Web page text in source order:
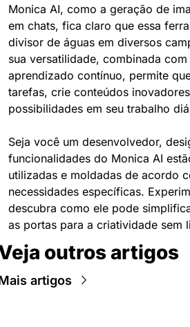
Monica AI, como a geração de
em chats, fica claro que essa
divisor de águas em diversos
sua versatilidade, combinada
aprendizado contínuo, permite
tarefas, crie conteúdos
possibilidades em seu trabalho
Seja você um desenvolvedor,
funcionalidades do Monica AI
utilizadas e moldadas de acordo
necessidades específicas.
descubra como ele pode
as portas para a criatividade sem
outros artigos
artigos